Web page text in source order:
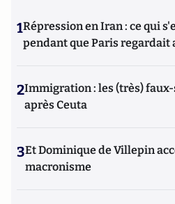
1Répression en Iran : ce qui
pendant que Paris regardait
2Immigration : les (très)
après Ceuta
3Et Dominique de Villepin
macronisme